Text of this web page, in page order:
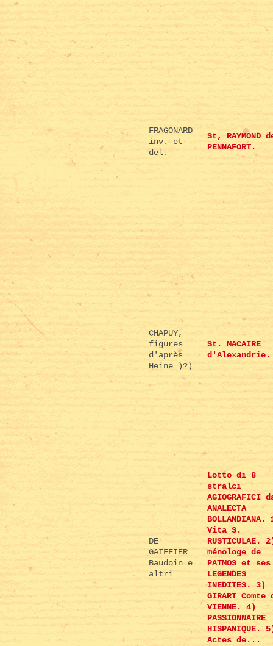
FRAGONARD
inv. et
del.
St, RAYMOND
PENNAFORT.
CHAPUY,
figures
d'après
Heine )?)
St. MACAIRE
d'Alexandrie.
DE
GAIFFIER
Baudoin e
altri
Lotto di 8
stralci
AGIOGRAFICI
ANALECTA
BOLLANDIANA.
Vita S.
RUSTICULAE.
ménologe de
PATMOS et ses
LEGENDES
INEDITES. 3)
GIRART Comte
VIENNE. 4)
PASSIONNAIRE
HISPANIQUE.
Actes de...